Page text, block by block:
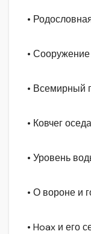
•
•
• Всемирный
• Ковчег
• Уровень
• О вороне и
• Hoax и его